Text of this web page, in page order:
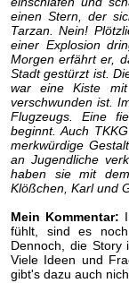
einen Stern, der
Tarzan. Nein!
einer Explosion
Morgen erfährt er,
Stadt gestürzt ist.
war eine Kiste
verschwunden ist.
Flugzeugs. Eine
beginnt. Auch
merkwürdige
an Jugendliche
haben sie mit
Klößchen, Karl und
Mein Kommentar:
fühlt, sind es
Dennoch, die Story
Viele Ideen und
gibt's dazu auch